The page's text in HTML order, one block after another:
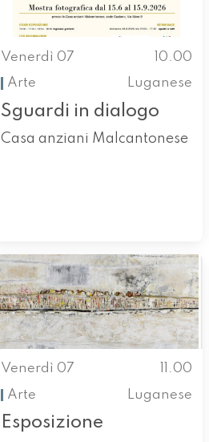
Venerdì 07
10.00
Arte
Luganese
Sguardi in dialogo
Casa anziani Malcantonese
Venerdì 07
11.00
Arte
Luganese
Esposizione